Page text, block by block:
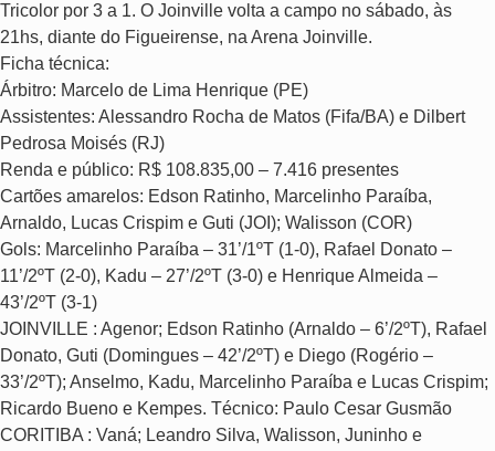
Tricolor por 3 a 1. O Joinville volta a campo no sábado, às
21hs, diante do Figueirense, na Arena Joinville.
Ficha técnica:
Árbitro: Marcelo de Lima Henrique (PE)
Assistentes: Alessandro Rocha de Matos (Fifa/BA) e Dilbert
Pedrosa Moisés (RJ)
Renda e público: R$ 108.835,00 – 7.416 presentes
Cartões amarelos: Edson Ratinho, Marcelinho Paraíba,
Arnaldo, Lucas Crispim e Guti (JOI); Walisson (COR)
Gols: Marcelinho Paraíba – 31’/1ºT (1-0), Rafael Donato –
11’/2ºT (2-0), Kadu – 27’/2ºT (3-0) e Henrique Almeida –
43’/2ºT (3-1)
JOINVILLE : Agenor; Edson Ratinho (Arnaldo – 6’/2ºT), Rafael
Donato, Guti (Domingues – 42’/2ºT) e Diego (Rogério –
33’/2ºT); Anselmo, Kadu, Marcelinho Paraíba e Lucas Crispim;
Ricardo Bueno e Kempes. Técnico: Paulo Cesar Gusmão
CORITIBA : Vaná; Leandro Silva, Walisson, Juninho e